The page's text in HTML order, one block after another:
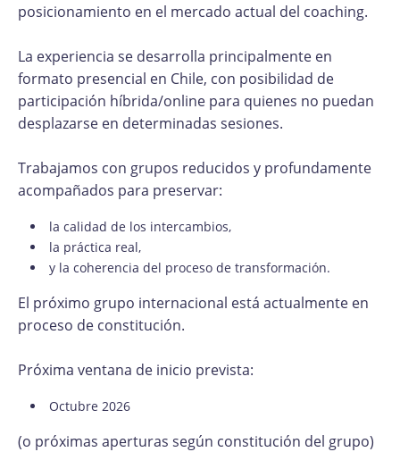
posicionamiento en el mercado actual del coaching.
La experiencia se desarrolla principalmente en
formato presencial en Chile, con posibilidad de
participación híbrida/online para quienes no puedan
desplazarse en determinadas sesiones.
Trabajamos con grupos reducidos y profundamente
acompañados para preservar:
la calidad de los intercambios,
la práctica real,
y la coherencia del proceso de transformación.
El próximo grupo internacional está actualmente en
proceso de constitución.
Próxima ventana de inicio prevista:
Octubre 2026
(o próximas aperturas según constitución del grupo)